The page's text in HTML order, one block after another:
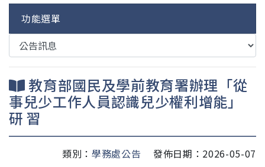
功能選單
教育部國民及學前教育署辦理「從
事兒少工作人員認識兒少權利增能」
研 習
類別： 學務處公告 發佈日期：2026-05-07